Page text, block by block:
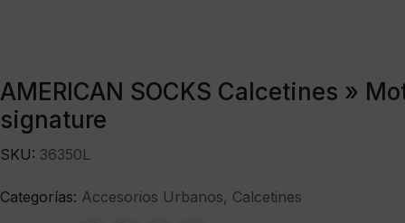
AMERICAN SOCKS Calcetines »
signature
SKU: 36350L
Categorías: Accesorios Urbanos, Calcetines